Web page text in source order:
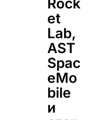
Rock
et
Lab,
AST
Spac
eMo
bile
и